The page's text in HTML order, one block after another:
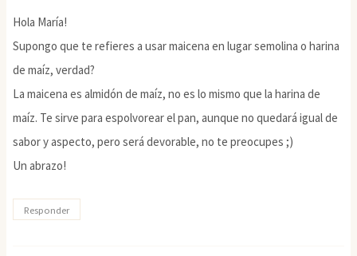
Hola María!
Supongo que te refieres a usar maicena en lugar semolina o harina
de maíz, verdad?
La maicena es almidón de maíz, no es lo mismo que la harina de
maíz. Te sirve para espolvorear el pan, aunque no quedará igual de
sabor y aspecto, pero será devorable, no te preocupes ;)
Un abrazo!
Responder